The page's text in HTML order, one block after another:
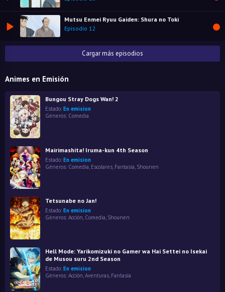
Mutsu Enmei Ryuu Gaiden: Shura no Toki
Episodio 12
Cargar más episodios
Animes en Emisión
Bungou Stray Dogs Wan! 2
Estado: En emision
Géneros: Comedia
Mairimashita! Iruma-kun 4th Season
Estado: En emision
Géneros: Comedia Escolares Fantasía Shounen
Tetsunabe no Jan!
Estado: En emision
Géneros: Acción, Comedia, Shounen
Hell Mode: Yarikomizuki no Gamer wa Hai Settei no Isekai
de Musou suru 2nd Season
Estado: En emision
Géneros: Acción,Aventuras, Fantasía